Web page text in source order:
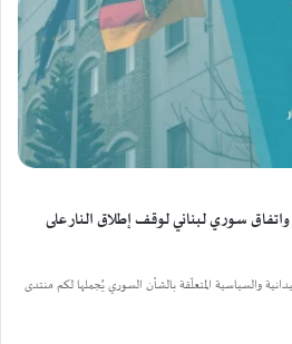
سوري لبناني لوقف إطلاق النار على
والسياسية المتعلّقة بالشأن السوري يُجملها لكم منتدى